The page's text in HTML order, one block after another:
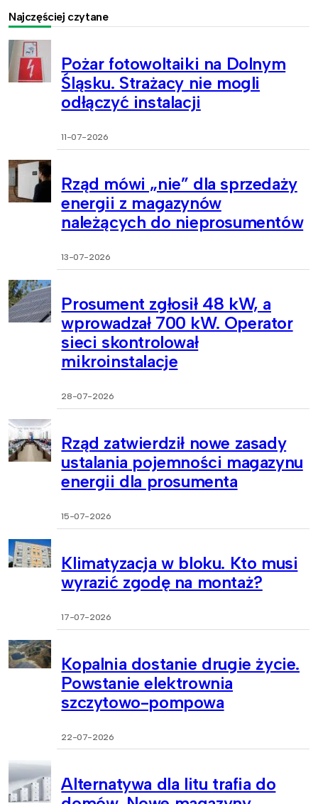
Najczęściej czytane
Pożar fotowoltaiki na Dolnym
Śląsku. Strażacy nie mogli
odłączyć instalacji
11-07-2026
Rząd mówi „nie” dla sprzedaży
energii z magazynów
należących do nieprosumentów
13-07-2026
Prosument zgłosił 48 kW, a
wprowadzał 700 kW. Operator
sieci skontrolował
mikroinstalacje
28-07-2026
Rząd zatwierdził nowe zasady
ustalania pojemności magazynu
energii dla prosumenta
15-07-2026
Klimatyzacja w bloku. Kto musi
wyrazić zgodę na montaż?
17-07-2026
Kopalnia dostanie drugie życie.
Powstanie elektrownia
szczytowo-pompowa
22-07-2026
Alternatywa dla litu trafia do